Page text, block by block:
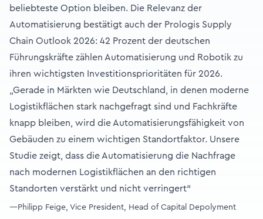
beliebteste Option bleiben. Die Relevanz der
Automatisierung bestätigt auch der Prologis Supply
Chain Outlook 2026: 42 Prozent der deutschen
Führungskräfte zählen Automatisierung und Robotik zu
ihren wichtigsten Investitionsprioritäten für 2026.
„Gerade in Märkten wie Deutschland, in denen moderne
Logistikflächen stark nachgefragt sind und Fachkräfte
knapp bleiben, wird die Automatisierungsfähigkeit von
Gebäuden zu einem wichtigen Standortfaktor. Unsere
Studie zeigt, dass die Automatisierung die Nachfrage
nach modernen Logistikflächen an den richtigen
Standorten verstärkt und nicht verringert“
—Philipp Feige, Vice President, Head of Capital Depolyment